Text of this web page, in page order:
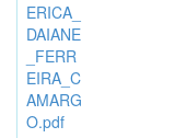
ERICA_
DAIANE
_FERR
EIRA_C
AMARG
O.pdf